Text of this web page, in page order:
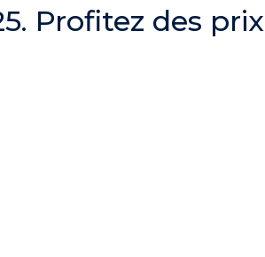
Profitez des prix